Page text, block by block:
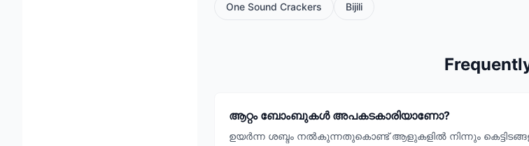
One Sound Crackers Bijili
ആറ്റം ബോംബുകൾ അപകടകാരിയാണോ?
ഉയർന്ന ശബ്ദം നൽകുന്നതുകൊണ്ട് ആളുകളിൽ നിന്നും